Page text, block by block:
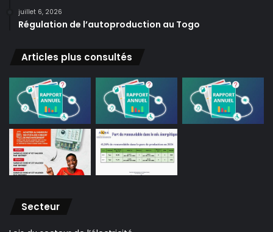
juillet 6, 2026
Régulation de l’autoproduction au Togo
Articles plus consultés
Secteur